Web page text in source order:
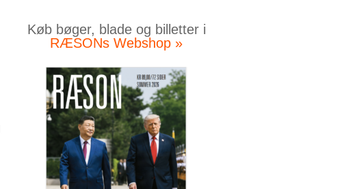
Køb bøger, blade og billetter i
RÆSONs Webshop »